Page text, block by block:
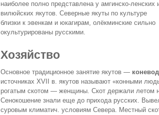
наиболее полно представлена у амгинско-ленских
вилюйских якутов. Северные якуты по культуре
близки к эвенкам и юкагирам, олёкминские сильно
окультурированы русскими.
Хозяйство
Основное традиционное занятие якутов —
источниках XVII в. якутов называют «конными
рогатым скотом — женщины. Скот держали летом
Сенокошение знали еще до прихода русских.
суровым климатич. условиям Севера. Местный